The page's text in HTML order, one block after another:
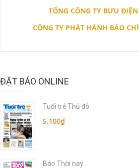
TỔNG CÔNG TY BƯU
CÔNG TY PHÁT HÀNH BÁO
ĐẶT BÁO ONLINE
Tuổi trẻ Thủ đô
5.100₫
Báo Thời nay